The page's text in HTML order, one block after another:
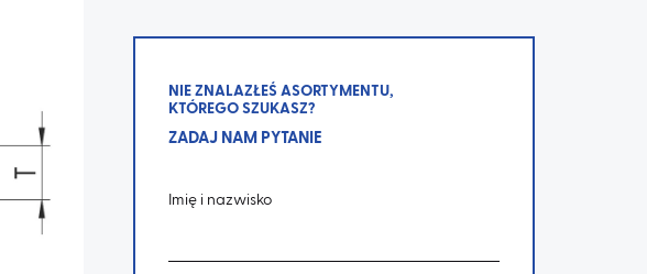
NIE ZNALAZŁEŚ ASORTYMENTU,
KTÓREGO SZUKASZ?
ZADAJ NAM PYTANIE
Imię i nazwisko